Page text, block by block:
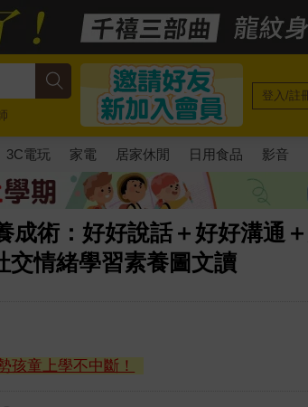
登入/註
3C電玩 家電 居家休閒 日用食品 影音
成術：好好說話＋好好溝通
交情緒學習素養圖文讀
孩童上學不中斷！